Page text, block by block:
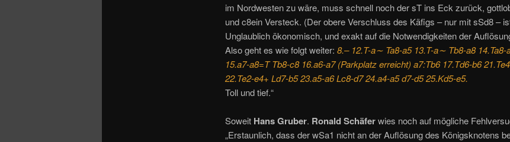
im Nordwesten zu wäre, muss schnell noch der sT ins Eck zurück,
und c8ein Versteck. (Der obere Verschluss des Käfigs – nur mit sSd8 –
Unglaublich ökonomisch, und exakt auf die Notwendigkeiten der
Also geht es wie folgt weiter: 8.– 12.T-a∼ Ta8-a5 13.T-a∼ Tb8-a8
15.a7-a8=T Tb8-c8 16.a6-a7 (Parkplatz erreicht) a7:Tb6 17.Td6-b6
22.Te2-e4+ Ld7-b5 23.a5-a6 Lc8-d7 24.a4-a5 d7-d5 25.Kd5-e5.
Toll und tief.“
Soweit Hans Gruber. Ronald Schäferwies noch auf mögliche
„Erstaunlich, dass der wSa1 nicht an der Auflösung des Königsknotens